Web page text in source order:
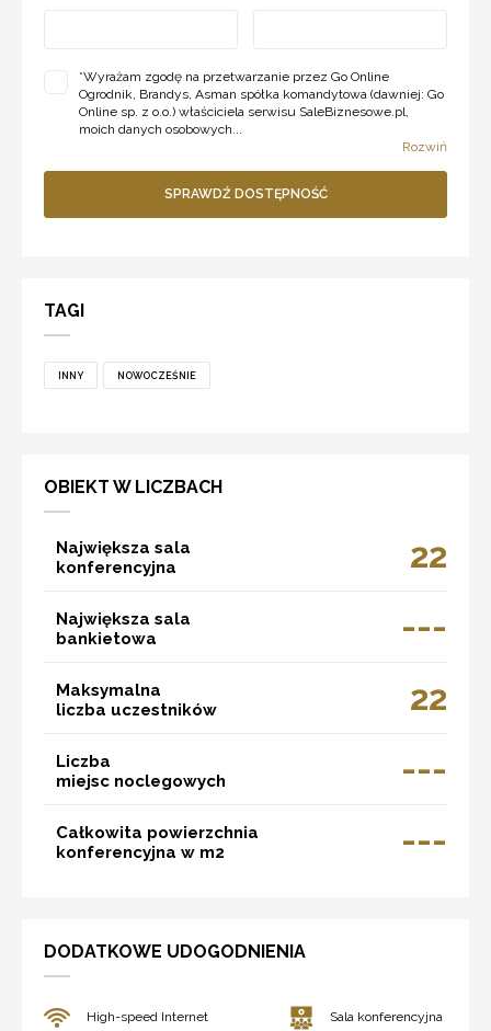
*Wyrażam zgodę na przetwarzanie przez Go Online
Ogrodnik, Brandys, Asman spółka komandytowa (dawniej: Go
Online sp. z o.o.) właściciela serwisu SaleBiznesowe.pl,
moich danych osobowych...
Rozwiń
SPRAWDŹ DOSTĘPNOŚĆ
TAGI
INNY NOWOCZEŚNIE
OBIEKT W LICZBACH
Największa sala
konferencyjna
22
Największa sala
bankietowa
---
Maksymalna
liczba uczestników
22
Liczba
miejsc noclegowych
---
Całkowita powierzchnia
konferencyjna w m2
---
DODATKOWE UDOGODNIENIA
High-speed Internet Sala konferencyjna